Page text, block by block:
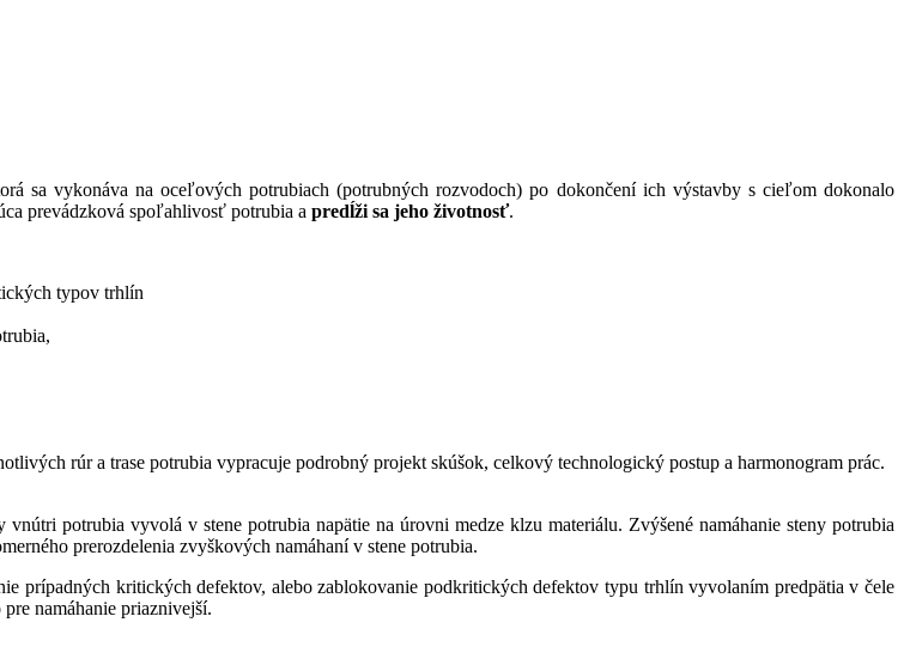
sa vykonáva na oceľových potrubiach (potrubných rozvodoch) po dokončení ich výstavby s cieľom dokonalo
prevádzková spoľahlivosť potrubia a predĺži sa jeho životnosť.
typov trhlín
rúr a trase potrubia vypracuje podrobný projekt skúšok, celkový technologický postup a harmonogram prác.
potrubia vyvolá v stene potrubia napätie na úrovni medze klzu materiálu. Zvýšené namáhanie steny potrubia
prerozdelenia zvyškových namáhaní v stene potrubia.
prípadných kritických defektov, alebo zablokovanie podkritických defektov typu trhlín vyvolaním predpätia v čele
namáhanie priaznivejší.